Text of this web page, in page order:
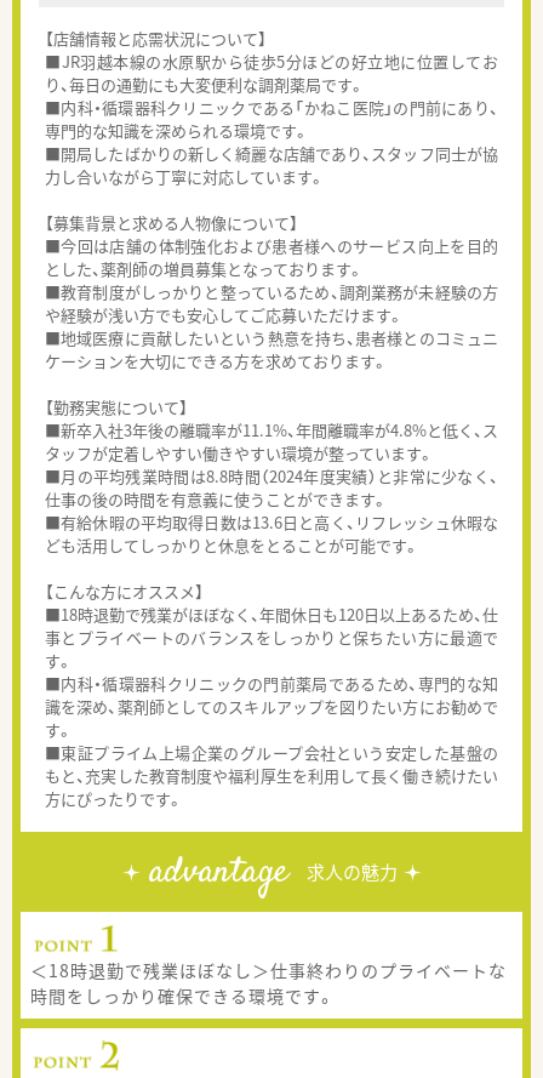
【店舗情報と応需状況について】
■JR羽越本線の水原駅から徒歩5分ほどの好立地に位置してお
り、毎日の通勤にも大変便利な調剤薬局です。
■内科・循環器科クリニックである「かねこ医院」の門前にあり、
専門的な知識を深められる環境です。
■開局したばかりの新しく綺麗な店舗であり、スタッフ同士が協
力し合いながら丁寧に対応しています。
【募集背景と求める人物像について】
■今回は店舗の体制強化および患者様へのサービス向上を目的
とした、薬剤師の増員募集となっております。
■教育制度がしっかりと整っているため、調剤業務が未経験の方
や経験が浅い方でも安心してご応募いただけます。
■地域医療に貢献したいという熱意を持ち、患者様とのコミュニ
ケーションを大切にできる方を求めております。
【勤務実態について】
■新卒入社3年後の離職率が11.1%、年間離職率が4.8%と低く、ス
タッフが定着しやすい働きやすい環境が整っています。
■月の平均残業時間は8.8時間（2024年度実績）と非常に少なく、
仕事の後の時間を有意義に使うことができます。
■有給休暇の平均取得日数は13.6日と高く、リフレッシュ休暇な
ども活用してしっかりと休息をとることが可能です。
【こんな方にオススメ】
■18時退勤で残業がほぼなく、年間休日も120日以上あるため、仕
事とプライベートのバランスをしっかりと保ちたい方に最適で
す。
■内科・循環器科クリニックの門前薬局であるため、専門的な知
識を深め、薬剤師としてのスキルアップを図りたい方にお勧めで
す。
■東証プライム上場企業のグループ会社という安定した基盤の
もと、充実した教育制度や福利厚生を利用して長く働き続けたい
方にぴったりです。
advantage 求人の魅力
＜18時退勤で残業ほぼなし＞仕事終わりのプライベートな
時間をしっかり確保できる環境です。